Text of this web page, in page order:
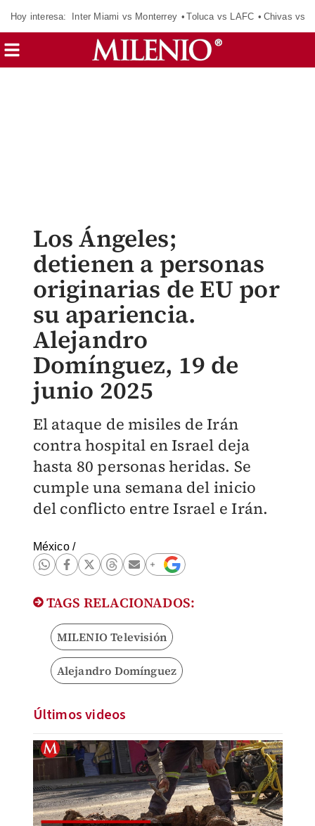
Hoy interesa: Inter Miami vs Monterrey Toluca vs LAFC Chivas vs
Los Ángeles;
detienen a personas
originarias de EU por
su apariencia.
Alejandro
Domínguez, 19 de
junio 2025
El ataque de misiles de Irán
contra hospital en Israel deja
hasta 80 personas heridas. Se
cumple una semana del inicio
del conflicto entre Israel e Irán.
México/
TAGS RELACIONADOS:
MILENIO Televisión
Alejandro Domínguez
Últimos videos